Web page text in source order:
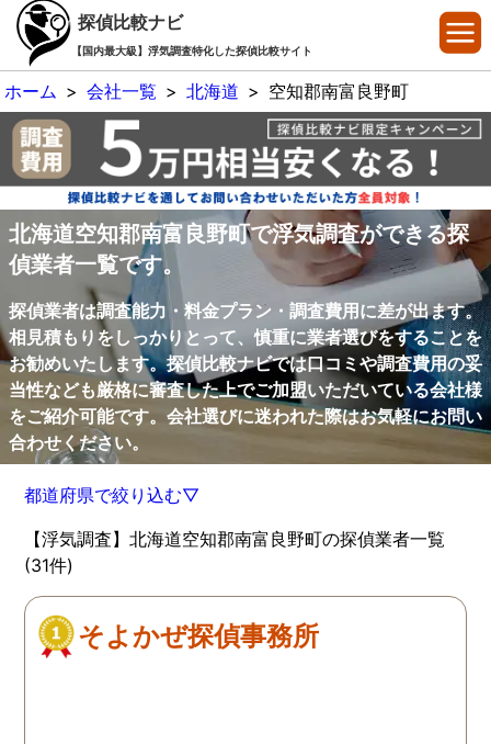
探偵比較ナビ
【国内最大級】浮気調査特化した探偵比較サイト
ホーム > 会社一覧 > 北海道 > 空知郡南富良野町
北海道空知郡南富良野町で浮気調査ができる探
偵業者一覧です。
探偵業者は調査能力・料金プラン・調査費用に差が出ます。
相見積もりをしっかりとって、慎重に業者選びをすることを
お勧めいたします。探偵比較ナビでは口コミや調査費用の妥
当性なども厳格に審査した上でご加盟いただいている会社様
をご紹介可能です。会社選びに迷われた際はお気軽にお問い
合わせください。
都道府県で絞り込む▽
【浮気調査】北海道空知郡南富良野町の探偵業者一覧
(31件)
そよかぜ探偵事務所